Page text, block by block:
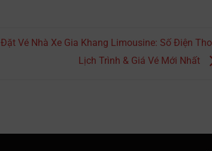
Đặt Vé Nhà Xe Gia Khang Limousine: Số Điện
Lịch Trình & Giá Vé Mới Nhất